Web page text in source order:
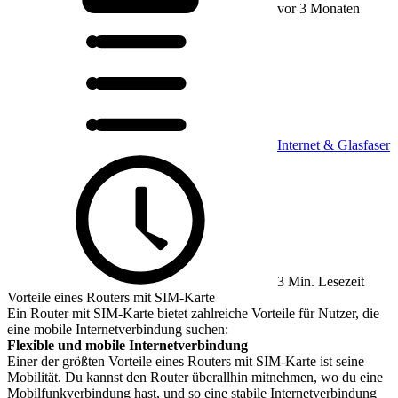
vor 3 Monaten
Internet & Glasfaser
3 Min. Lesezeit
Vorteile eines Routers mit SIM-Karte
Ein Router mit SIM-Karte bietet zahlreiche Vorteile für Nutzer, die
eine mobile Internetverbindung suchen:
Flexible und mobile Internetverbindung
Einer der größten Vorteile eines Routers mit SIM-Karte ist seine
Mobilität. Du kannst den Router überallhin mitnehmen, wo du eine
Mobilfunkverbindung hast, und so eine stabile Internetverbindung